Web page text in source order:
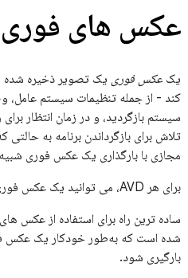
عکس های فوری
یک عکس فوری
کند - از جمله تنظیمات سیستم عامل،
سیستم بازگردید، و در زمان انتظار
تلاش برای بازگرداندن برنامه به
مجازی با بارگذاری یک عکس فوری
برای هر AVD، می توانید یک عکس فوری
شده است که به‌طور خودکار یک عکس
بارگیری شود.